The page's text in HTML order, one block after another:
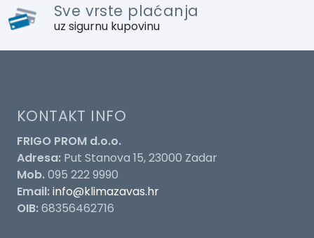
Sve vrste plaćanja
uz sigurnu kupovinu
KONTAKT INFO
FRIGO PROM d.o.o.
Adresa: Put Stanova 15, 23000 Zadar
Mob.095 222 9990
Email:info@klimazavas.hr
OIB:68356462716